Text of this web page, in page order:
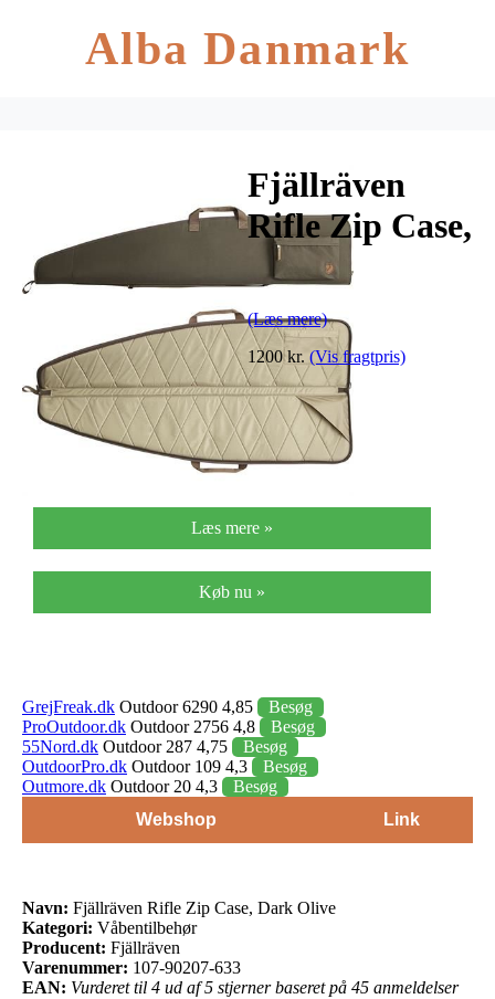
Alba Danmark
Fjällräven
Rifle Zip Case,
Dark Olive
(Læs mere)
1200 kr. (Vis fragtpris)
Læs mere »
Køb nu »
GrejFreak.dk Outdoor 6290 4,85
Besøg
ProOutdoor.dk Outdoor 2756 4,8
Besøg
55Nord.dk Outdoor 287 4,75
Besøg
OutdoorPro.dk Outdoor 109 4,3
Besøg
Outmore.dk Outdoor 20 4,3
Besøg
Webshop
Link
Navn: Fjällräven Rifle Zip Case, Dark Olive
Kategori: Våbentilbehør
Producent: Fjällräven
Varenummer: 107-90207-633
EAN: Vurderet til 4 ud af 5 stjerner baseret på 45 anmeldelser